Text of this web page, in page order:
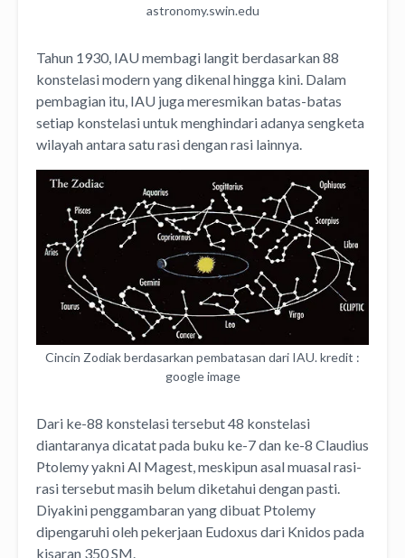
astronomy.swin.edu
Tahun 1930, IAU membagi langit berdasarkan 88
konstelasi modern yang dikenal hingga kini. Dalam
pembagian itu, IAU juga meresmikan batas-batas
setiap konstelasi untuk menghindari adanya sengketa
wilayah antara satu rasi dengan rasi lainnya.
Cincin Zodiak berdasarkan pembatasan dari IAU. kredit :
google image
Dari ke-88 konstelasi tersebut 48 konstelasi
diantaranya dicatat pada buku ke-7 dan ke-8 Claudius
Ptolemy yakni Al Magest, meskipun asal muasal rasi-
rasi tersebut masih belum diketahui dengan pasti.
Diyakini penggambaran yang dibuat Ptolemy
dipengaruhi oleh pekerjaan Eudoxus dari Knidos pada
kisaran 350 SM.